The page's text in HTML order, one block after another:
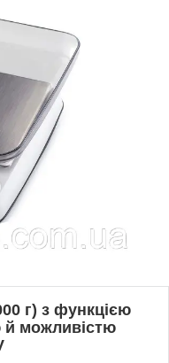
г) з функцією
й можливістю